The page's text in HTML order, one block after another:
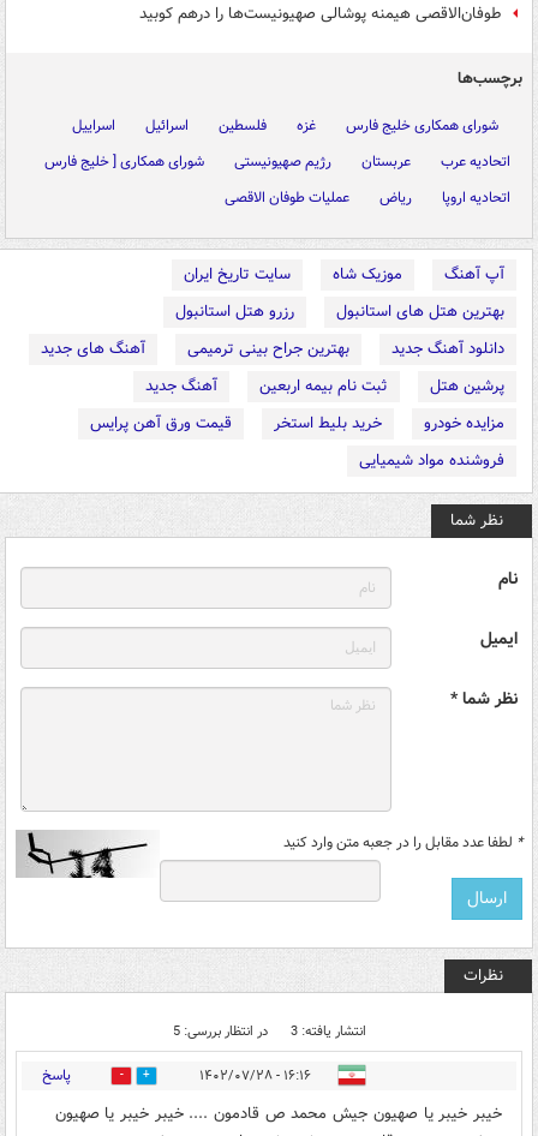
طوفان‌الاقصی هیمنه پوشالی صهیونیست‌ها را درهم کوبید
برچسب‌ها
شورای همکاری خلیج فارس غزه فلسطین اسرائیل
اسراییل
اتحادیه عرب
عربستان رژیم صهیونیستی
شورای همکاری [ خلیج فارس
اتحادیه اروپا
ریاض عملیات طوفان الاقصی
آپ آهنگ موزیک شاه
سایت تاریخ ایران
بهترین هتل های استانبول
رزرو هتل استانبول
دانلود آهنگ جدید
بهترین جراح بینی ترمیمی
آهنگ های جدید
پرشین هتل
ثبت نام بیمه اربعین
آهنگ جدید
مزایده خودرو
خرید بلیط استخر
قیمت ورق آهن پرایس
فروشنده مواد شیمیایی
نظر شما
نام
ایمیل
نظر شما *
* لطفا عدد مقابل را در جعبه متن وارد کنید
نظرات
انتشار یافته: 3 در انتظار بررسی: 5
۱۶:۱۶ - ۱۴۰۲/۰۷/۲۸ 0 پاسخ
خیبر خیبر یا صهیون جیش محمد ص قادمون .... خیبر خیبر یا صهیون